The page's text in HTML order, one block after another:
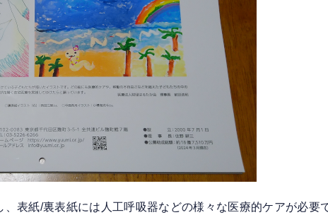
表紙/裏表紙には人工呼吸器などの様々な医療的ケアが必要